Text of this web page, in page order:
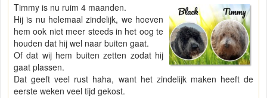
Timmy is nu ruim 4 maanden.
Hij is nu helemaal zindelijk, we hoeven
hem ook niet meer steeds in het oog te
houden dat hij wel naar buiten gaat.
Of dat wij hem buiten zetten zodat hij
gaat plassen.
Dat geeft veel rust haha, want het zindelijk maken heeft de
eerste weken veel tijd gekost.